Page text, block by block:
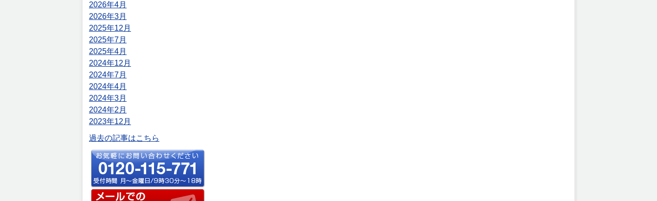
2026年4月
2026年3月
2025年12月
2025年7月
2025年4月
2024年12月
2024年7月
2024年4月
2024年3月
2024年2月
2023年12月
過去の記事はこちら